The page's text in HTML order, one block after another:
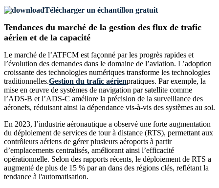
Télécharger un échantillon gratuit
Tendances du marché de la gestion des flux de trafic
aérien et de la capacité
Le marché de l’ATFCM est façonné par les progrès rapides et
l’évolution des demandes dans le domaine de l’aviation. L’adoption
croissante des technologies numériques transforme les technologies
traditionnelles.Gestion du trafic aérienpratiques. Par exemple, la
mise en œuvre de systèmes de navigation par satellite comme
l’ADS-B et l’ADS-C améliore la précision de la surveillance des
aéronefs, réduisant ainsi la dépendance vis-à-vis des systèmes au sol.
En 2023, l’industrie aéronautique a observé une forte augmentation
du déploiement de services de tour à distance (RTS), permettant aux
contrôleurs aériens de gérer plusieurs aéroports à partir
d’emplacements centralisés, améliorant ainsi l’efficacité
opérationnelle. Selon des rapports récents, le déploiement de RTS a
augmenté de plus de 15 % par an dans des régions clés, reflétant la
tendance à l'automatisation.